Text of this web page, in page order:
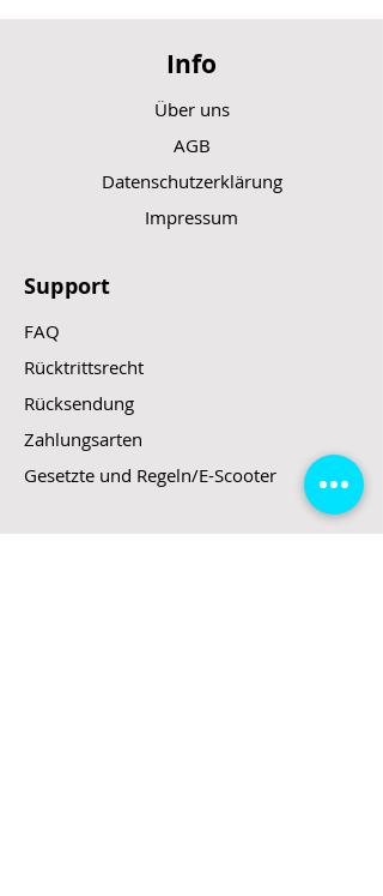
Info
Über uns
AGB
Datenschutzerklärung
Impressum
Support
FAQ
Rücktrittsrecht
Rücksendung
Zahlungsarten
Gesetzte und Regeln/E-Scooter